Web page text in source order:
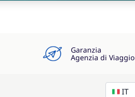
Garanzia
Agenzia di Viaggio
IT